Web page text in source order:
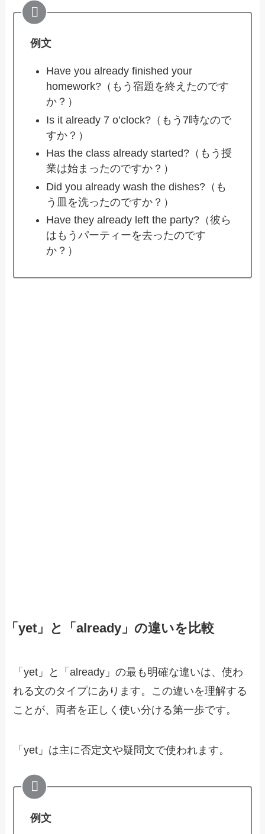
例文
Have you already finished your
homework?（もう宿題を終えたのです
か？）
Is it already 7 o’clock?（もう7時なので
すか？）
Has the class already started?（もう授
業は始まったのですか？）
Did you already wash the dishes?（も
う皿を洗ったのですか？）
Have they already left the party?（彼ら
はもうパーティーを去ったのです
か？）
「yet」と「already」の違いを比較
「yet」と「already」の最も明確な違いは、使わ
れる文のタイプにあります。この違いを理解する
ことが、両者を正しく使い分ける第一歩です。
「yet」は主に否定文や疑問文で使われます。
例文